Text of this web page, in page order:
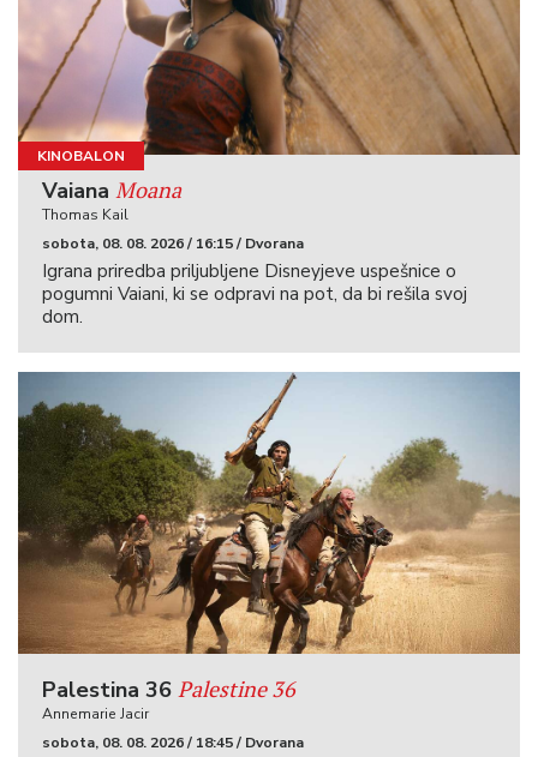
KINOBALON
Vaiana Moana
Thomas Kail
sobota, 08. 08. 2026 / 16:15 / Dvorana
Igrana priredba priljubljene Disneyjeve uspešnice o
pogumni Vaiani, ki se odpravi na pot, da bi rešila svoj
dom.
Palestina 36 Palestine 36
Annemarie Jacir
sobota, 08. 08. 2026 / 18:45 / Dvorana